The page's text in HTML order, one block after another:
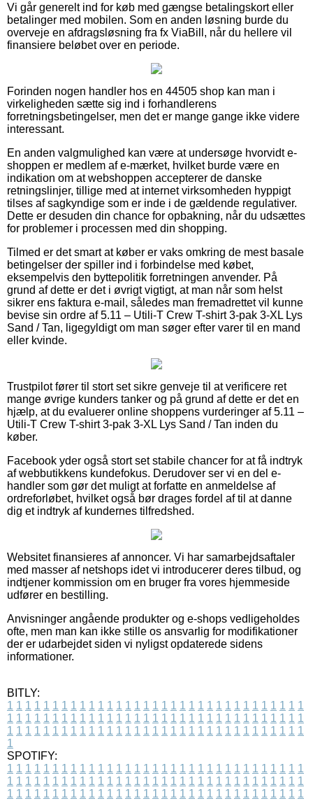
Vi går generelt ind for køb med gængse betalingskort eller
betalinger med mobilen. Som en anden løsning burde du
overveje en afdragsløsning fra fx ViaBill, når du hellere vil
finansiere beløbet over en periode.
Forinden nogen handler hos en 44505 shop kan man i
virkeligheden sætte sig ind i forhandlerens
forretningsbetingelser, men det er mange gange ikke videre
interessant.
En anden valgmulighed kan være at undersøge hvorvidt e-
shoppen er medlem af e-mærket, hvilket burde være en
indikation om at webshoppen accepterer de danske
retningslinjer, tillige med at internet virksomheden hyppigt
tilses af sagkyndige som er inde i de gældende regulativer.
Dette er desuden din chance for opbakning, når du udsættes
for problemer i processen med din shopping.
Tilmed er det smart at køber er vaks omkring de mest basale
betingelser der spiller ind i forbindelse med købet,
eksempelvis den byttepolitik forretningen anvender. På
grund af dette er det i øvrigt vigtigt, at man når som helst
sikrer ens faktura e-mail, således man fremadrettet vil kunne
bevise sin ordre af 5.11 – Utili-T Crew T-shirt 3-pak 3-XL Lys
Sand / Tan, ligegyldigt om man søger efter varer til en mand
eller kvinde.
Trustpilot fører til stort set sikre genveje til at verificere ret
mange øvrige kunders tanker og på grund af dette er det en
hjælp, at du evaluerer online shoppens vurderinger af 5.11 –
Utili-T Crew T-shirt 3-pak 3-XL Lys Sand / Tan inden du
køber.
Facebook yder også stort set stabile chancer for at få indtryk
af webbutikkens kundefokus. Derudover ser vi en del e-
handler som gør det muligt at forfatte en anmeldelse af
ordreforløbet, hvilket også bør drages fordel af til at danne
dig et indtryk af kundernes tilfredshed.
Websitet finansieres af annoncer. Vi har samarbejdsaftaler
med masser af netshops idet vi introducerer deres tilbud, og
indtjener kommission om en bruger fra vores hjemmeside
udfører en bestilling.
Anvisninger angående produkter og e-shops vedligeholdes
ofte, men man kan ikke stille os ansvarlig for modifikationer
der er udarbejdet siden vi nyligst opdaterede sidens
informationer.
BITLY:
1 1 1 1 1 1 1 1 1 1 1 1 1 1 1 1 1 1 1 1 1 1 1 1 1 1 1 1 1 1 1 1 1
1 1 1 1 1 1 1 1 1 1 1 1 1 1 1 1 1 1 1 1 1 1 1 1 1 1 1 1 1 1 1 1 1
1 1 1 1 1 1 1 1 1 1 1 1 1 1 1 1 1 1 1 1 1 1 1 1 1 1 1 1 1 1 1 1 1
1
SPOTIFY:
1 1 1 1 1 1 1 1 1 1 1 1 1 1 1 1 1 1 1 1 1 1 1 1 1 1 1 1 1 1 1 1 1
1 1 1 1 1 1 1 1 1 1 1 1 1 1 1 1 1 1 1 1 1 1 1 1 1 1 1 1 1 1 1 1 1
1 1 1 1 1 1 1 1 1 1 1 1 1 1 1 1 1 1 1 1 1 1 1 1 1 1 1 1 1 1 1 1 1